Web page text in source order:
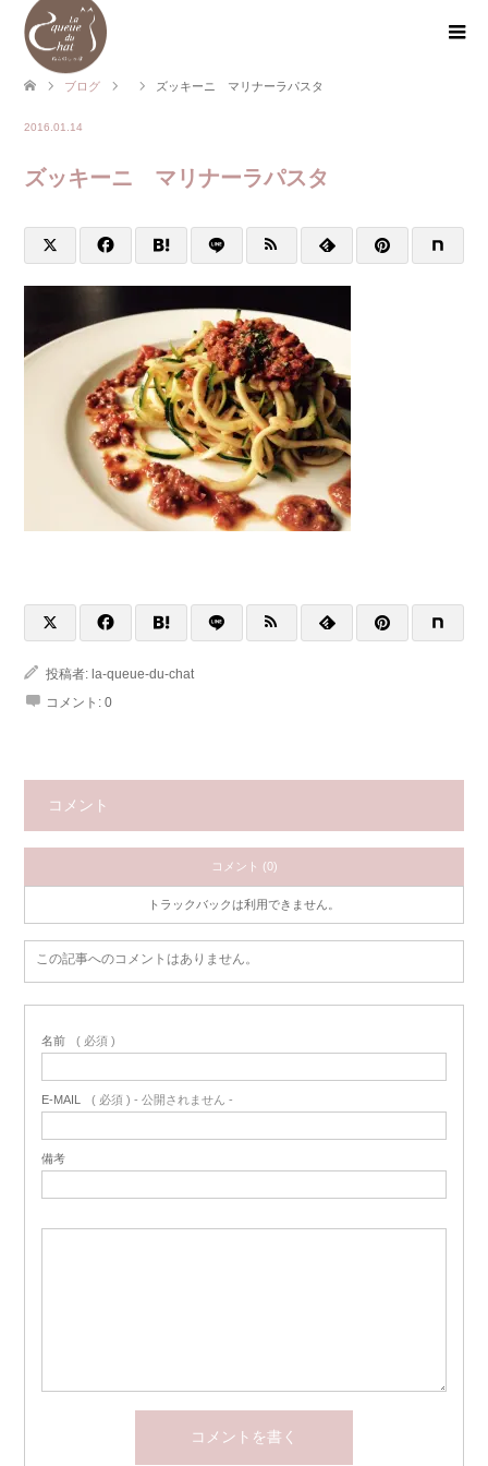
ブログ ズッキーニ マリナーラパスタ
2016.01.14
ズッキーニ マリナーラパスタ
投稿者: la-queue-du-chat
コメント: 0
コメント
コメント (0)
トラックバックは利用できません。
この記事へのコメントはありません。
名前 ( 必須 )
E-MAIL ( 必須 ) - 公開されません -
備考